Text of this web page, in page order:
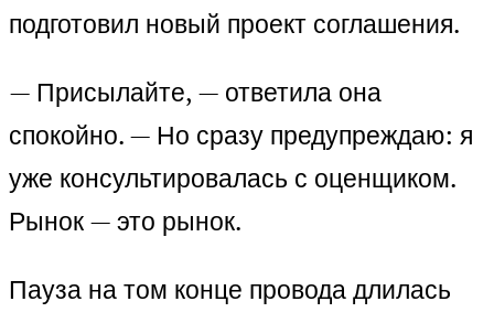
подготовил новый проект соглашения.
— Присылайте, — ответила она
спокойно. — Но сразу предупреждаю: я
уже консультировалась с оценщиком.
Рынок — это рынок.
Пауза на том конце провода длилась